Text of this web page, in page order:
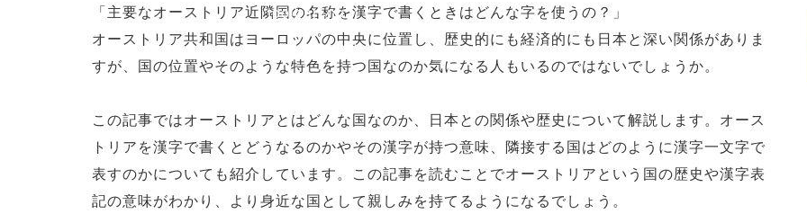
toolbar=no,
scrollbars=yes');
「主要なオーストリア近隣国の名称を漢字で書くときはどんな字を使うの？」
オーストリア共和国はヨーロッパの中央に位置し、歴史的にも経済的にも日本と深い関係がありま
すが、国の位置やそのような特色を持つ国なのか気になる人もいるのではないでしょうか。
この記事ではオーストリアとはどんな国なのか、日本との関係や歴史について解説します。オース
トリアを漢字で書くとどうなるのかやその漢字が持つ意味、隣接する国はどのように漢字一文字で
表すのかについても紹介しています。この記事を読むことでオーストリアという国の歴史や漢字表
記の意味がわかり、より身近な国として親しみを持てるようになるでしょう。